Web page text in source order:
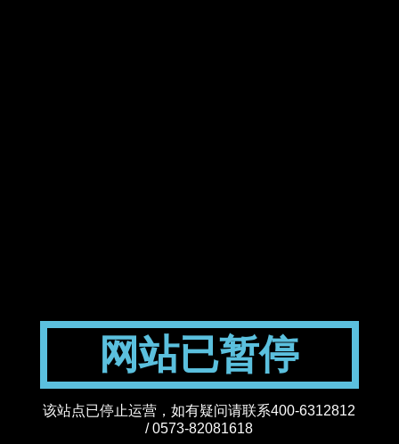
网站已暂停
该站点已停止运营，如有疑问请联系400-6312812
/ 0573-82081618